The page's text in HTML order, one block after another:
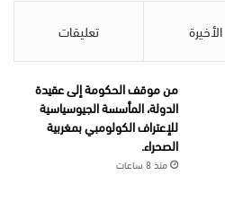
الأخيرة تعليقات
من موقف الحكومة إلى عقيدة
الدولة، المأسسة الجيوسياسية
للإعتراف الكولومبي بمغربية
الصحراء.
منذ 8 ساعات